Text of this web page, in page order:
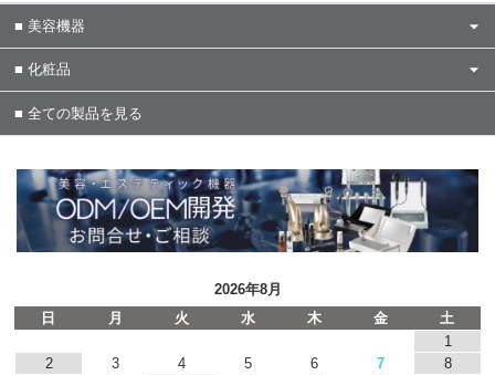
美容機器
化粧品
全ての製品を見る
2026年8月
日
月 火 水 木 金
土
1
2
3 4 5 6 7
8